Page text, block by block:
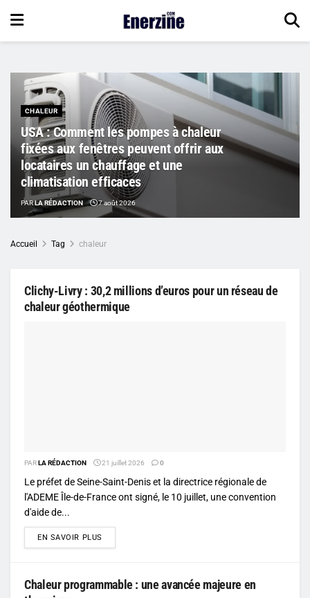
CHALEUR
USA : Comment les pompes à chaleur
fixées aux fenêtres peuvent offrir aux
locataires un chauffage et une
climatisation efficaces
PARLA RÉDACTION 7 août 2026
Accueil Tag chaleur
Clichy-Livry : 30,2 millions d’euros pour un réseau de
chaleur géothermique
PARLA RÉDACTION 21 juillet 2026 0
Le préfet de Seine-Saint-Denis et la directrice régionale de
l'ADEME Île-de-France ont signé, le 10 juillet, une convention
d'aide de...
EN SAVOIR PLUS
Chaleur programmable : une avancée majeure en